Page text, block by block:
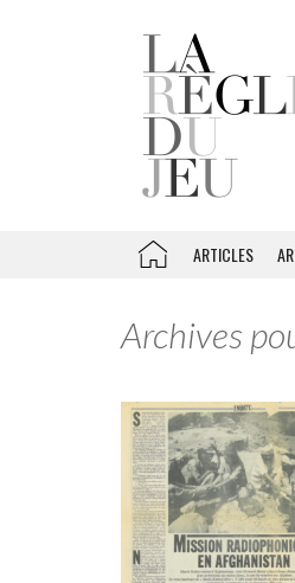
ARTICLES
Archives